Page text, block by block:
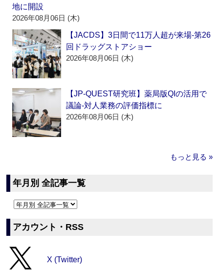
地に開設
2026年08月06日 (木)
【JACDS】3日間で11万人超が来場‐第26
回ドラッグストアショー
2026年08月06日 (木)
【JP-QUEST研究班】薬局版QIの活用で
議論‐対人業務の評価指標に
2026年08月06日 (木)
もっと見る »
年月別 全記事一覧
アカウント・RSS
X (Twitter)